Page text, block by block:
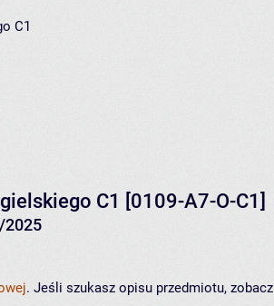
C1
C1 [0109-A7-O-C1]
2025
. Jeśli szukasz opisu przedmiotu, zobacz